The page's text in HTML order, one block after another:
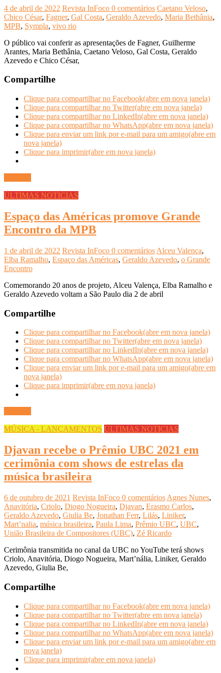
4 de abril de 2022 Revista InFoco 0 comentários Caetano Veloso,
Chico César, Fagner, Gal Costa, Geraldo Azevedo, Maria Bethânia,
MPB, Sympla, vivo rio
O público vai conferir as apresentações de Fagner, Guilherme
Arantes, Maria Bethânia, Caetano Veloso, Gal Costa, Geraldo
Azevedo e Chico César,
Compartilhe
Clique para compartilhar no Facebook(abre em nova janela)
Clique para compartilhar no Twitter(abre em nova janela)
Clique para compartilhar no LinkedIn(abre em nova janela)
Clique para compartilhar no WhatsApp(abre em nova janela)
Clique para enviar um link por e-mail para um amigo(abre em
nova janela)
Clique para imprimir(abre em nova janela)
ÚLTIMAS NOTÍCIAS
Espaço das Américas promove Grande
Encontro da MPB
1 de abril de 2022 Revista InFoco 0 comentários Alceu Valença,
Elba Ramalho, Espaço das Américas, Geraldo Azevedo, o Grande
Encontro
Comemorando 20 anos de projeto, Alceu Valença, Elba Ramalho e
Geraldo Azevedo voltam a São Paulo dia 2 de abril
Compartilhe
Clique para compartilhar no Facebook(abre em nova janela)
Clique para compartilhar no Twitter(abre em nova janela)
Clique para compartilhar no LinkedIn(abre em nova janela)
Clique para compartilhar no WhatsApp(abre em nova janela)
Clique para enviar um link por e-mail para um amigo(abre em
nova janela)
Clique para imprimir(abre em nova janela)
MÚSICA - LANÇAMENTOS ÚLTIMAS NOTÍCIAS
Djavan recebe o Prêmio UBC 2021 em
cerimônia com shows de estrelas da
música brasileira
6 de outubro de 2021 Revista InFoco 0 comentários Agnes Nunes,
Anavitória, Criolo, Diogo Nogueira, Djavan, Erasmo Carlos,
Geraldo Azevedo, Giulia Be, Jonathan Ferr, Lilás, Liniker,
Mart’nalia, música brasileira, Paula Lima, Prêmio UBC, UBC,
União Brasileira de Compositores (UBC), Zé Ricardo
Cerimônia transmitida no canal da UBC no YouTube terá shows
Criolo, Anavitória, Diogo Nogueira, Mart’nália, Liniker, Geraldo
Azevedo, Giulia Be,
Compartilhe
Clique para compartilhar no Facebook(abre em nova janela)
Clique para compartilhar no Twitter(abre em nova janela)
Clique para compartilhar no LinkedIn(abre em nova janela)
Clique para compartilhar no WhatsApp(abre em nova janela)
Clique para enviar um link por e-mail para um amigo(abre em
nova janela)
Clique para imprimir(abre em nova janela)